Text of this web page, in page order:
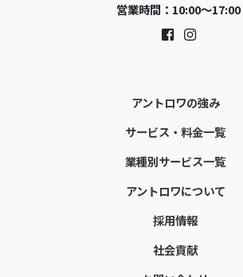
営業時間：10:00〜17:00
アントロワの強み
サービス・料金一覧
業種別サービス一覧
アントロワについて
採用情報
社会貢献